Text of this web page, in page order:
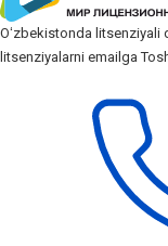
Oʻzbekistonda litsenziyali
litsenziyalarni emailga